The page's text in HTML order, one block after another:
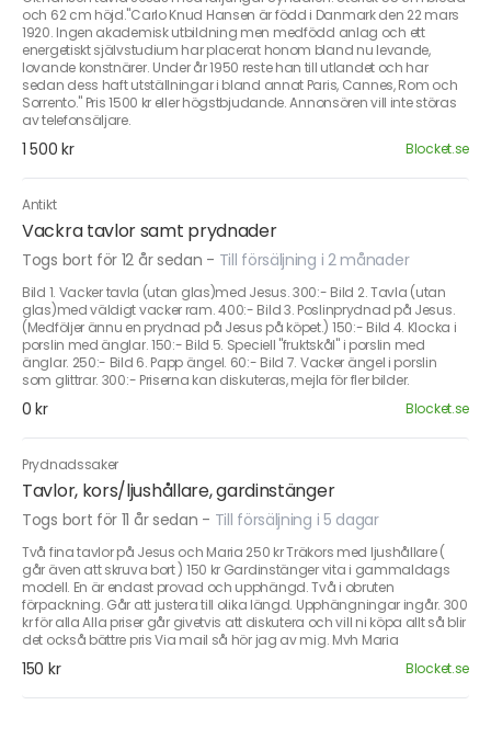
och 62 cm höjd."Carlo Knud Hansen är född i Danmark den 22 mars
1920. Ingen akademisk utbildning men medfödd anlag och ett
energetiskt självstudium har placerat honom bland nu levande,
lovande konstnärer. Under år 1950 reste han till utlandet och har
sedan dess haft utställningar i bland annat Paris, Cannes, Rom och
Sorrento." Pris 1500 kr eller högstbjudande. Annonsören vill inte störas
av telefonsäljare.
1 500 kr Blocket.se
Antikt
Vackra tavlor samt prydnader
Togs bort för 12 år sedan - Till försäljning i 2 månader
Bild 1. Vacker tavla (utan glas)med Jesus. 300:- Bild 2. Tavla (utan
glas)med väldigt vacker ram. 400:- Bild 3. Poslinprydnad på Jesus.
(Medföljer ännu en prydnad på Jesus på köpet.) 150:- Bild 4. Klocka i
porslin med änglar. 150:- Bild 5. Speciell "fruktskål" i porslin med
änglar. 250:- Bild 6. Papp ängel. 60:- Bild 7. Vacker ängel i porslin
som glittrar. 300:- Priserna kan diskuteras, mejla för fler bilder.
0 kr Blocket.se
Prydnadssaker
Tavlor, kors/ljushållare, gardinstänger
Togs bort för 11 år sedan - Till försäljning i 5 dagar
Två fina tavlor på Jesus och Maria 250 kr Träkors med ljushållare (
går även att skruva bort ) 150 kr Gardinstänger vita i gammaldags
modell. En är endast provad och upphängd. Två i obruten
förpackning. Går att justera till olika längd. Upphängningar ingår. 300
kr för alla Alla priser går givetvis att diskutera och vill ni köpa allt så blir
det också bättre pris Via mail så hör jag av mig. Mvh Maria
150 kr Blocket.se